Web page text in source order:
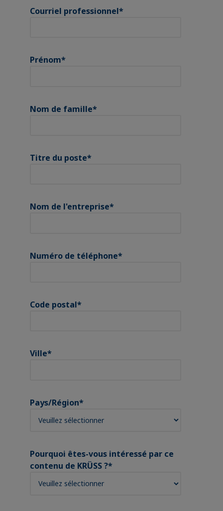
Courriel professionnel*
Prénom*
Nom de famille*
Titre du poste*
Nom de l'entreprise*
Numéro de téléphone*
Code postal*
Ville*
Pays/Région*
Pourquoi êtes-vous intéressé par ce
contenu de KRÜSS ?*